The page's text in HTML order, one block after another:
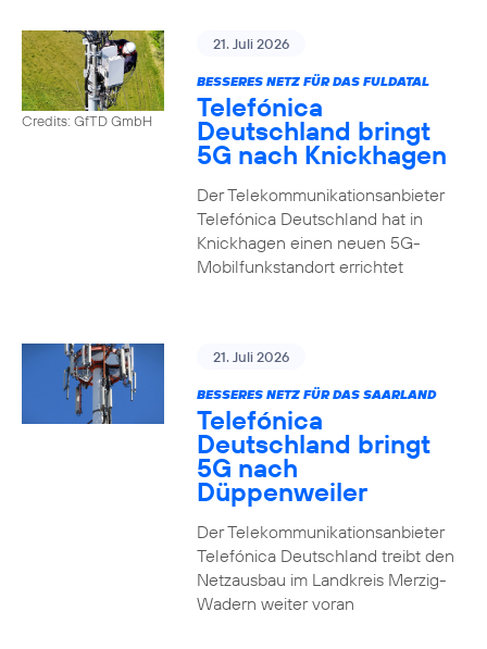
Credits: GfTD GmbH
21. Juli 2026
BESSERES NETZ FÜR DAS FULDATAL
Telefónica
Deutschland bringt
5G nach Knickhagen
Der Telekommunikationsanbieter
Telefónica Deutschland hat in
Knickhagen einen neuen 5G-
Mobilfunkstandort errichtet
21. Juli 2026
BESSERES NETZ FÜR DAS SAARLAND
Telefónica
Deutschland bringt
5G nach
Düppenweiler
Der Telekommunikationsanbieter
Telefónica Deutschland treibt den
Netzausbau im Landkreis Merzig-
Wadern weiter voran